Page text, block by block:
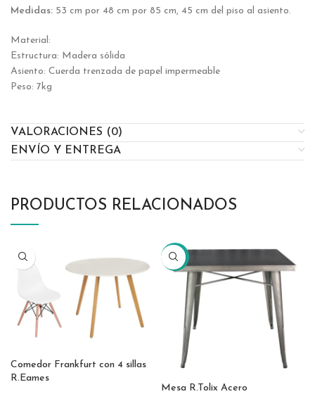
Medidas: 53 cm por 48 cm por 85 cm, 45 cm del piso al asiento.
Material:
Estructura: Madera sólida
Asiento: Cuerda trenzada de papel impermeable
Peso: 7kg
VALORACIONES (0)
ENVÍO Y ENTREGA
PRODUCTOS RELACIONADOS
Comedor Frankfurt con 4 sillas
R.Eames
-69%
Mesa R.Tolix Acero